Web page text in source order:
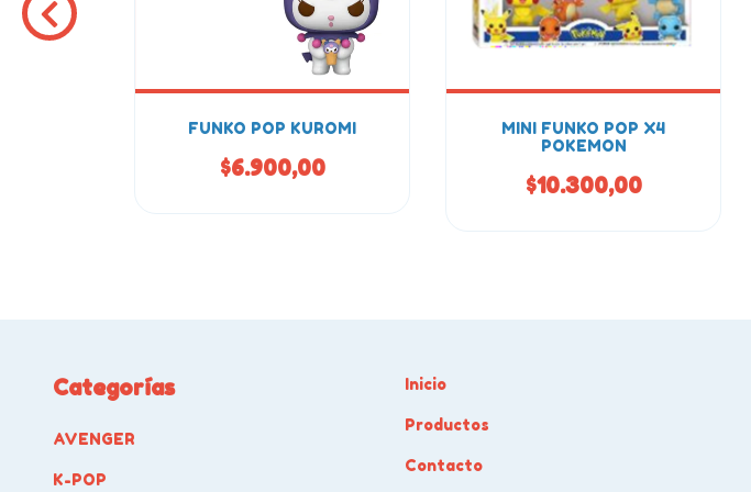
FUNKO POP KUROMI
$6.900,00
MINI FUNKO POP X4
POKEMON
$10.300,00
Categorías
AVENGER
K-POP
Inicio
Productos
Contacto